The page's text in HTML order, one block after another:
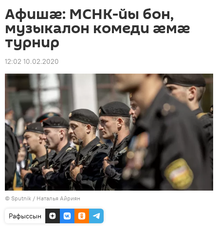
Афишæ: МСНК-йы бон,
музыкалон комеди æмæ
турнир
12:02 10.02.2020
© Sputnik / Наталья Айриян
Рафыссын